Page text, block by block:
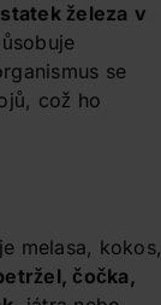
železa v
se
což ho
melasa, kokos,
čočka,